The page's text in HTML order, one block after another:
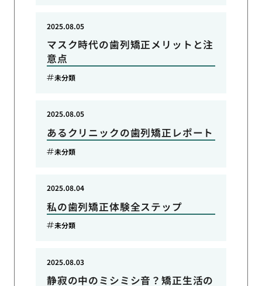
マスク時代の歯列矯正メリットと注
意点
2025.08.05
未分類
あるクリニックの歯列矯正レポート
2025.08.05
未分類
私の歯列矯正体験全ステップ
2025.08.04
未分類
静寂の中のミシミシ音？矯正生活の
2025.08.03